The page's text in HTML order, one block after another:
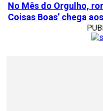
No Mês do Orgulho,
Coisas Boas’ chega